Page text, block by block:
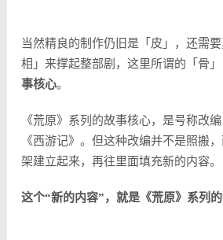
当然精良的制作仍旧是「皮」，还需
相」来撑起整部剧，这里所谓的「骨
事核心。
《荒原》系列的故事核心，是号称改
《西游记》。但这种改编并不是照搬
架建立起来，再往里面填充新的内容。
这个“新的内容”，就是《荒原》系列的